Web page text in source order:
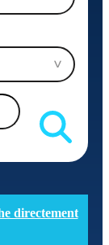
directement